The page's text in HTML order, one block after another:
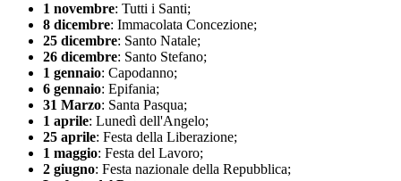
1 novembre: Tutti i Santi;
8 dicembre: Immacolata Concezione;
25 dicembre: Santo Natale;
26 dicembre: Santo Stefano;
1 gennaio: Capodanno;
6 gennaio: Epifania;
31 Marzo: Santa Pasqua;
1 aprile: Lunedì dell'Angelo;
25 aprile: Festa della Liberazione;
1 maggio: Festa del Lavoro;
2 giugno: Festa nazionale della Repubblica;